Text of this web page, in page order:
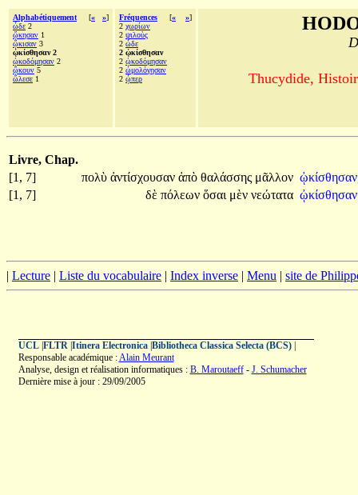
Alphabétiquement [« »]
ὧδε 2
ᾤκησαν 1
ᾤκισαν 3
ᾠκίσθησαν 2
ᾠκοδόμησαν 2
ᾤκουν 5
ὤλεσε 1
Fréquences [« »]
2 χωρίων
2 ψιλοὺς
2 ὧδε
2 ᾠκίσθησαν
2 ᾠκοδόμησαν
2 ὡμολόγησαν
2 ᾧπερ Thucydide,
Livre, Chap.
[1, 7]
πολὺ ἀντίσχουσαν ἀπὸ θαλάσσης μᾶλλον
[1, 7]
δὲ πόλεων ὅσαι μὲν νεώτατα
| Lecture | Liste du vocabulaire | Index inverse | Menu | site de
UCL| FLTR| Itinera Electronica| Bibliotheca Classica Selecta (BCS)|
Responsable académique :Alain Meurant
Analyse, design et réalisation informatiques : B. Maroutaeff- J. Schumacher
Dernière mise à jour : 29/09/2005